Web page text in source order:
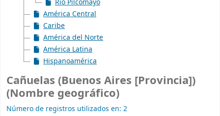
Río Pilcomayo
América Central
Caribe
América del Norte
América Latina
Hispanoamérica
Cañuelas (Buenos Aires [Provincia])
(Nombre geográfico)
Número de registros utilizados en: 2